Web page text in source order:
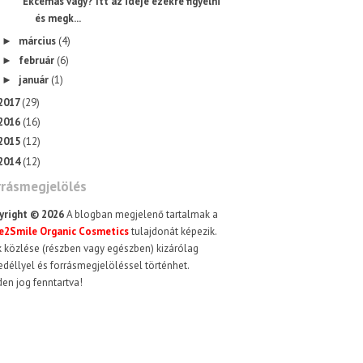
és megk...
► március (4)
► február (6)
► január (1)
(29)
(16)
(12)
(12)
© 2026A blogban megjelenő tartalmak a
Organic Cosmeticstulajdonát képezik.
közlése (részben vagy egészben) kizárólag
és forrásmegjelöléssel történhet.
jog fenntartva!